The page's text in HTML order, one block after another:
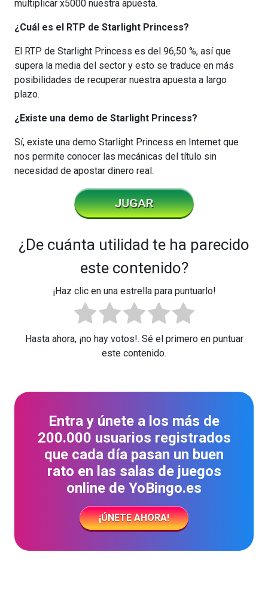
multiplicar x5000 nuestra apuesta.
¿Cuál es el RTP de Starlight Princess?
El RTP de Starlight Princess es del 96,50 %, así que
supera la media del sector y esto se traduce en más
posibilidades de recuperar nuestra apuesta a largo
plazo.
¿Existe una demo de Starlight Princess?
Sí, existe una demo Starlight Princess en Internet que
nos permite conocer las mecánicas del título sin
necesidad de apostar dinero real.
¿De cuánta utilidad te ha parecido
este contenido?
¡Haz clic en una estrella para puntuarlo!
Hasta ahora, ¡no hay votos!. Sé el primero en puntuar
este contenido.
Entra y únete a los más de
200.000 usuarios registrados
que cada día pasan un buen
rato en las salas de juegos
online de YoBingo.es
¡ÚNETE AHORA!